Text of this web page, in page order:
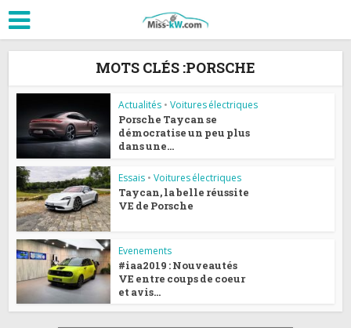
MOTS CLÉS :PORSCHE
Actualités • Voitures électriques
Porsche Taycan se
démocratise un peu plus
dans une...
Essais • Voitures électriques
Taycan, la belle réussite
VE de Porsche
Evenements
#iaa2019 : Nouveautés
VE entre coups de coeur
et avis...